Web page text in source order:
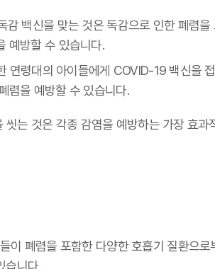
감 백신을 맞는 것은 독감으로 인한 폐렴을
예방할 수 있습니다.
연령대의 아이들에게 COVID-19 백신을
렴을 예방할 수 있습니다.
씻는 것은 각종 감염을 예방하는 가장 효과
이 폐렴을 포함한 다양한 호흡기 질환으로
습니다.